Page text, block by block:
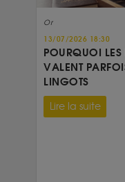
Or
13/07/2026 18:30
POURQUOI
VALENT
LINGOTS
Lire la suite